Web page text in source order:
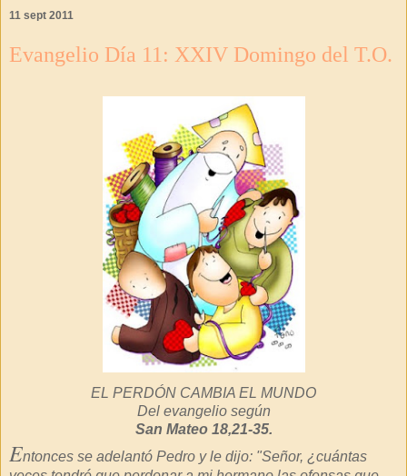
11 sept 2011
Evangelio Día 11: XXIV Domingo del T.O.
EL PERDÓN CAMBIA EL MUNDO
Del evangelio según
San Mateo 18,21-35.
Entonces se adelantó Pedro y le dijo: "Señor, ¿cuántas